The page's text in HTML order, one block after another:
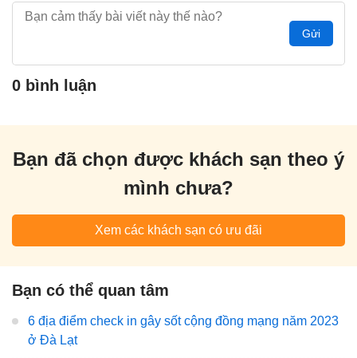
Gửi
0 bình luận
Bạn đã chọn được khách sạn theo ý
mình chưa?
Xem các khách sạn có ưu đãi
Bạn có thể quan tâm
6 địa điểm check in gây sốt cộng đồng mạng năm 2023
ở Đà Lạt